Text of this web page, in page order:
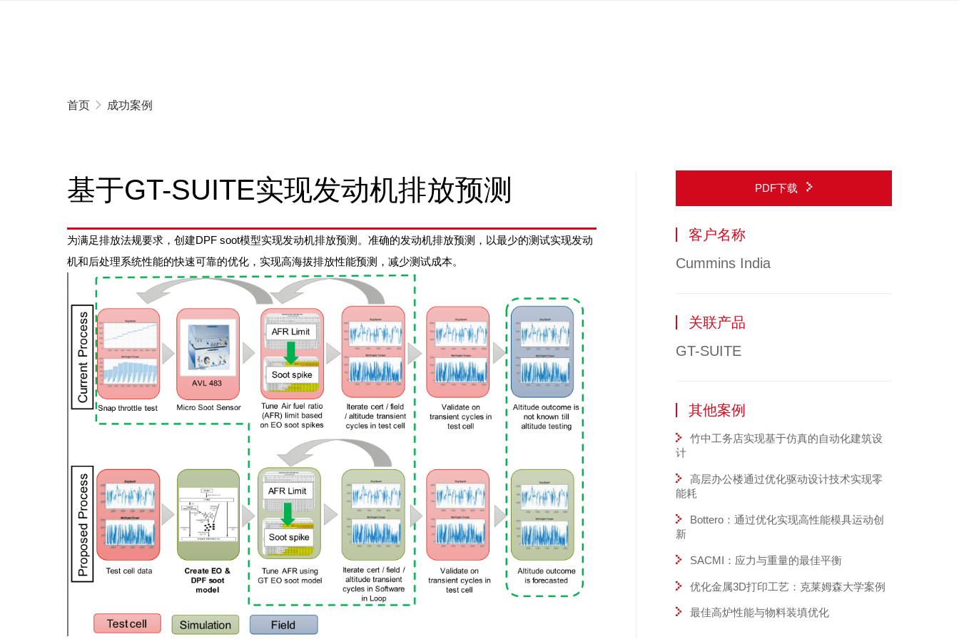
首页 成功案例
基于GT-SUITE实现发动机排放预测
为满足排放法规要求，创建DPF soot模型实现发动机排放预测。准确的发动机排放预测，以最少的测试实现发动
机和后处理系统性能的快速可靠的优化，实现高海拔排放性能预测，减少测试成本。
PDF下载
客户名称
Cummins India
关联产品
GT-SUITE
其他案例
竹中工务店实现基于仿真的自动化建筑设
计
高层办公楼通过优化驱动设计技术实现零
能耗
Bottero：通过优化实现高性能模具运动创
新
SACMI：应力与重量的最佳平衡
优化金属3D打印工艺：克莱姆森大学案例
最佳高炉性能与物料装填优化